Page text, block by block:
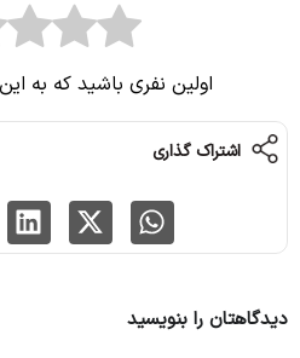
اولین نفری باشید که به
اشتراک گذاری
دیدگاهتان را بنویسید